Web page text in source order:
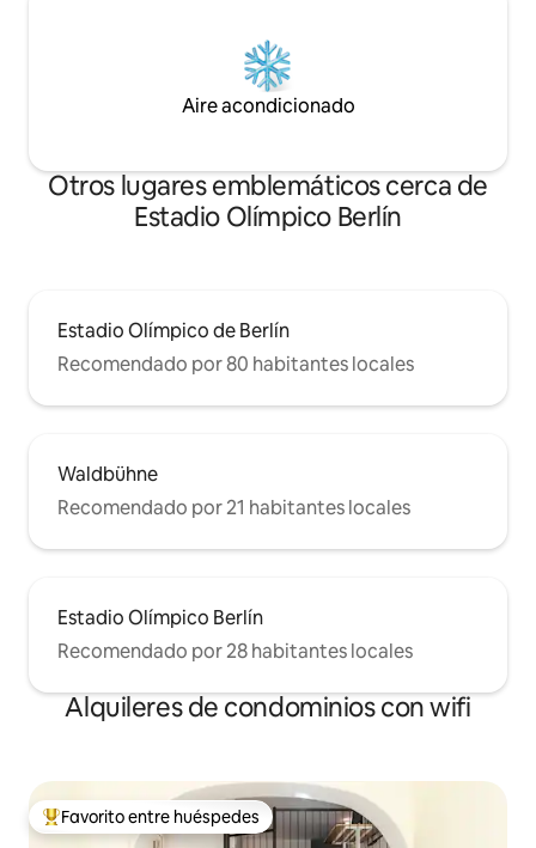
Aire acondicionado
Otros lugares emblemáticos cerca de
Estadio Olímpico Berlín
Estadio Olímpico de Berlín
Recomendado por 80 habitantes locales
Waldbühne
Recomendado por 21 habitantes locales
Estadio Olímpico Berlín
Recomendado por 28 habitantes locales
Alquileres de condominios con wifi
De los mejores en Favorito entre huéspedes
Favorito entre huéspedes